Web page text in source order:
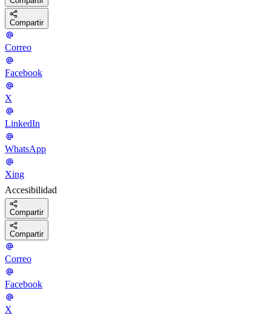
Compartir
Correo
Facebook
X
LinkedIn
WhatsApp
Xing
Accesibilidad
Compartir
Compartir
Correo
Facebook
X